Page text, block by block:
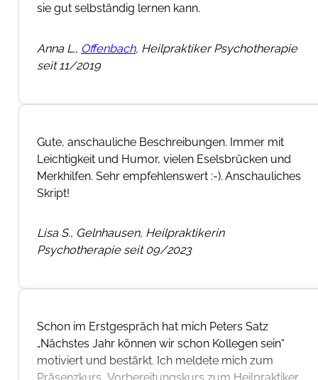
sie gut selbständig lernen kann.
Anna L., Offenbach, Heilpraktiker Psychotherapie
seit 11/2019
Gute, anschauliche Beschreibungen. Immer mit
Leichtigkeit und Humor, vielen Eselsbrücken und
Merkhilfen. Sehr empfehlenswert :-). Anschauliches
Skript!
Lisa S., Gelnhausen, Heilpraktikerin
Psychotherapie seit 09/2023
Schon im Erstgespräch hat mich Peters Satz
„Nächstes Jahr können wir schon Kollegen sein“
motiviert und bestärkt. Ich meldete mich zum